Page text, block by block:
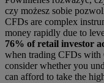
czy możesz sobie
CFDs are complex
money rapidly due to
76% of retail investor
when trading CFDs
consider whether you
can afford to take the